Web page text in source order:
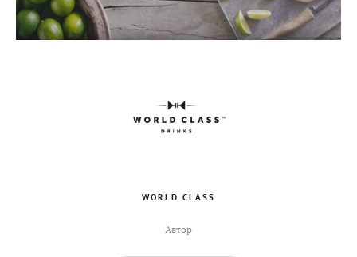
WORLD CLASS
Автор